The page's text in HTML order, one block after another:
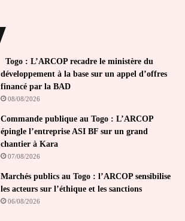
Togo : L’ARCOP recadre le ministère du
développement à la base sur un appel d’offres
financé par la BAD
08/08/2026
Commande publique au Togo : L’ARCOP
épingle l’entreprise ASI BF sur un grand
chantier à Kara
07/08/2026
Marchés publics au Togo : l’ARCOP sensibilise
les acteurs sur l’éthique et les sanctions
06/08/2026